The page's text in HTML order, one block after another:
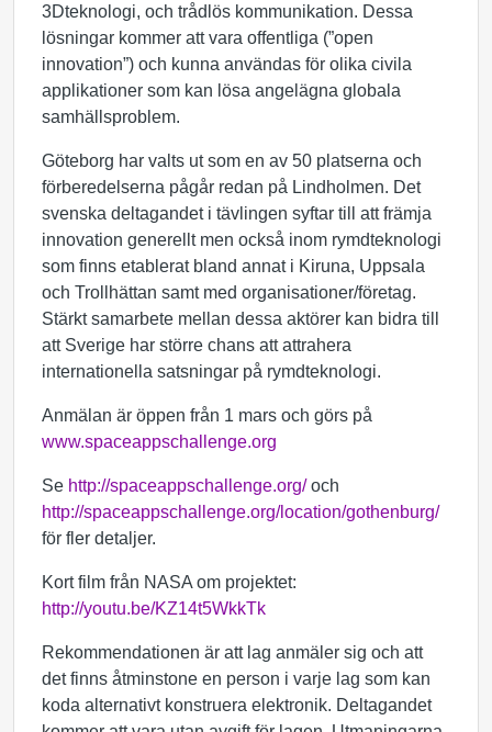
3Dteknologi, och trådlös kommunikation. Dessa
lösningar kommer att vara offentliga (”open
innovation”) och kunna användas för olika civila
applikationer som kan lösa angelägna globala
samhällsproblem.
Göteborg har valts ut som en av 50 platserna och
förberedelserna pågår redan på Lindholmen. Det
svenska deltagandet i tävlingen syftar till att främja
innovation generellt men också inom rymdteknologi
som finns etablerat bland annat i Kiruna, Uppsala
och Trollhättan samt med organisationer/företag.
Stärkt samarbete mellan dessa aktörer kan bidra till
att Sverige har större chans att attrahera
internationella satsningar på rymdteknologi.
Anmälan är öppen från 1 mars och görs på
www.spaceappschallenge.org
Se http://spaceappschallenge.org/och
http://spaceappschallenge.org/location/gothenburg/
för fler detaljer.
Kort film från NASA om projektet:
http://youtu.be/KZ14t5WkkTk
Rekommendationen är att lag anmäler sig och att
det finns åtminstone en person i varje lag som kan
koda alternativt konstruera elektronik. Deltagandet